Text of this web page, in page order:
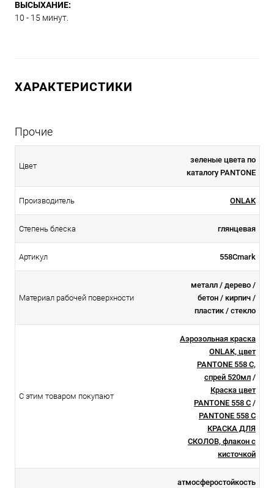
ВЫСЫХАНИЕ:
10 - 15 минут.
ХАРАКТЕРИСТИКИ
Прочие
Цвет
зеленые цвета по
каталогу PANTONE
Производитель ONLAK
Степень блеска глянцевая
Артикул 558Cmark
Материал рабочей поверхности
металл / дерево /
бетон / кирпич /
пластик / стекло
С этим товаром покупают
Аэрозольная краска
ONLAK, цвет
PANTONE 558 C,
спрей 520мл /
Краска цвет
PANTONE 558 C /
PANTONE 558 C
КРАСКА ДЛЯ
СКОЛОВ, флакон с
кисточкой
атмосферостойкоcть